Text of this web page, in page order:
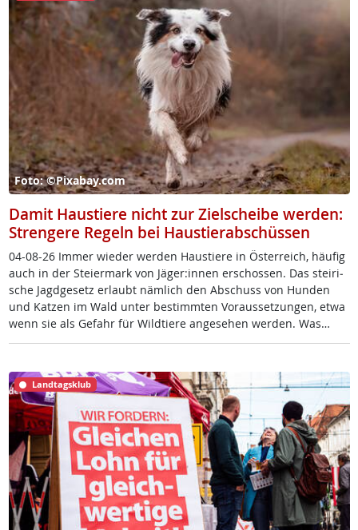
Foto: ©Pixabay.com
Damit Haustiere nicht zur Zielscheibe werden:
Strengere Regeln bei Haustierabschüssen
04-08-26 Im­mer wie­der wer­den Haus­tie­re in Ös­t­er­reich, häu­fig
auch in der Stei­er­mark von Jä­ger:in­nen er­schos­sen. Das stei­ri­
sche Jagd­ge­setz er­laubt näm­lich den Ab­schuss von Hun­den
und Kat­zen im Wald un­ter be­stimm­ten Vor­aus­set­zun­gen, et­wa
wenn sie als Ge­fahr für Wild­tie­re an­ge­se­hen wer­den. Was…
Landtagsklub